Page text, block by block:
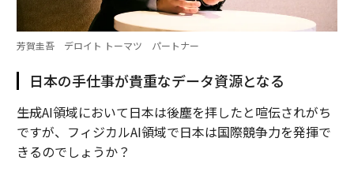
芳賀圭吾 デロイト トーマツ パートナー
日本の手仕事が貴重なデータ資源となる
――生成AI領域において日本は後塵を拝したと喧伝されがち
ですが、フィジカルAI領域で日本は国際競争力を発揮で
きるのでしょうか？